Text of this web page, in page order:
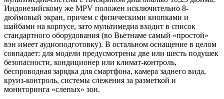
Индонезийскому же MPV положен исключительно 8-
дюймовый экран, причем с физическими кнопками и
шайбами на корпусе, зато мультимедиа входит в список
стандартного оборудования (во Вьетнаме самый «простой»
вэн имеет аудиоподготовку). В остальном оснащение в целом
совпадает: для модели предусмотрены две или шесть подушек
безопасности, кондиционер или климат-контроль,
беспроводная зарядка для смартфона, камера заднего вида,
круиз-контроль, системы слежения за разметкой и
мониторинга «слепых» зон.